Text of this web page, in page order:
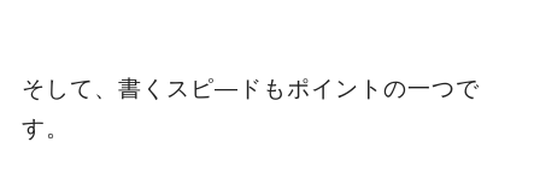
そして、書くスピ―ドもポイントの一つで
す。